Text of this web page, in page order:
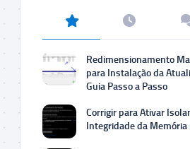
Redimensionamento
para Instalação da
Guia Passo a Passo
Corrigir para Ativar
Integridade da